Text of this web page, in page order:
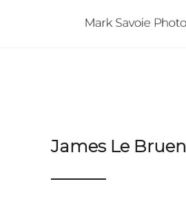
James Le Bruen